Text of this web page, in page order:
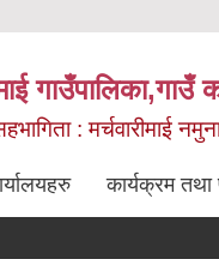
गाउँपालिका,गाउँ
: मर्चवारीमाई
कार्यक्रम तथा